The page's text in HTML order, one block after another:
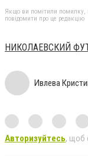
Якщо ви помітили помилку,
повідомити про це редакцію
НИКОЛАЕВСКИЙ
Ивлева
Авторизуйтесь, щоб